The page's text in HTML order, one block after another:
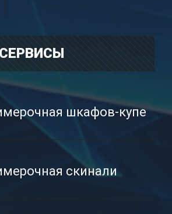
шкафов-купе
скинали